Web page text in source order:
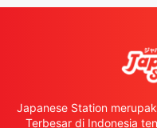
Japanese Station
Terbesar di Indonesia